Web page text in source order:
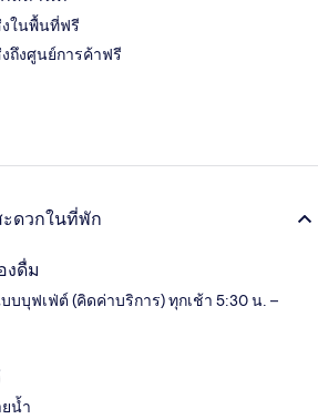
ในพื้นที่ฟรี
ถึงศูนย์การค้าฟรี
ดวกในที่พัก
งดื่ม
บบุฟเฟ่ต์ (คิดค่าบริการ) ทุกเช้า 5:30 น. –
น้ำ